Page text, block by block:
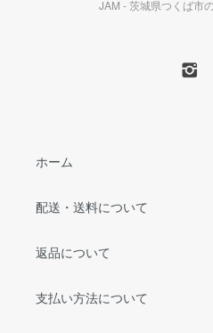
JAM - 茨城県つくば市
ホーム
配送・送料について
返品について
支払い方法について